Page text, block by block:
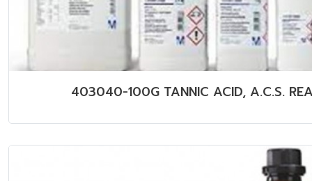
403040-100G TANNIC ACID, A.C.S.